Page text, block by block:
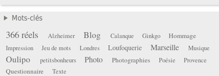
Mots-clés
366 réels Alzheimer Blog Calanque Ginkgo Hommage
Impression Jeu de mots Londres Loufoquerie Marseille Musique
Oulipo petitsbonheurs Photo Photographies Poésie Provence
Questionnaire Texte